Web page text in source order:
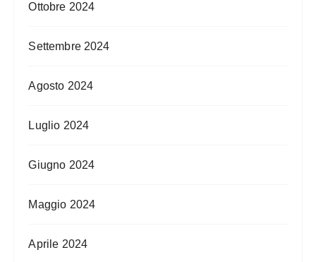
Ottobre 2024
Settembre 2024
Agosto 2024
Luglio 2024
Giugno 2024
Maggio 2024
Aprile 2024